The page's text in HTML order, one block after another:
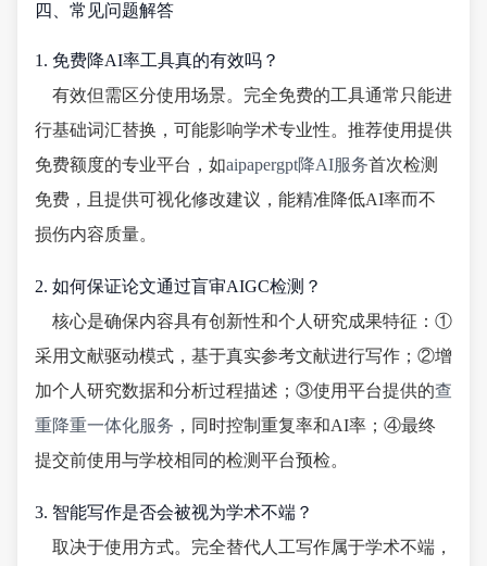
四、常见问题解答
1. 免费降AI率工具真的有效吗？
有效但需区分使用场景。完全免费的工具通常只能进
行基础词汇替换，可能影响学术专业性。推荐使用提供
免费额度的专业平台，如aipapergpt降AI服务首次检测
免费，且提供可视化修改建议，能精准降低AI率而不
损伤内容质量。
2. 如何保证论文通过盲审AIGC检测？
核心是确保内容具有创新性和个人研究成果特征：①
采用文献驱动模式，基于真实参考文献进行写作；②增
加个人研究数据和分析过程描述；③使用平台提供的查
重降重一体化服务 ，同时控制重复率和AI率；④最终
提交前使用与学校相同的检测平台预检。
3. 智能写作是否会被视为学术不端？
取决于使用方式。完全替代人工写作属于学术不端，